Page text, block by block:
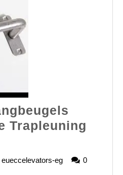
Trapleuning
eueccelevators-eg
eueccelevators-
0